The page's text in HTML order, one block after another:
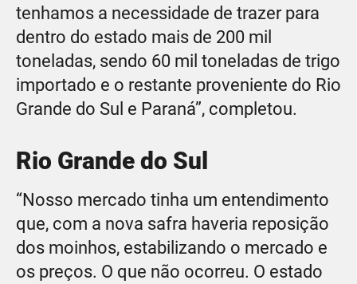
tenhamos a necessidade de trazer para
dentro do estado mais de 200 mil
toneladas, sendo 60 mil toneladas de trigo
importado e o restante proveniente do Rio
Grande do Sul e Paraná”, completou.
Rio Grande do Sul
“Nosso mercado tinha um entendimento
que, com a nova safra haveria reposição
dos moinhos, estabilizando o mercado e
os preços. O que não ocorreu. O estado